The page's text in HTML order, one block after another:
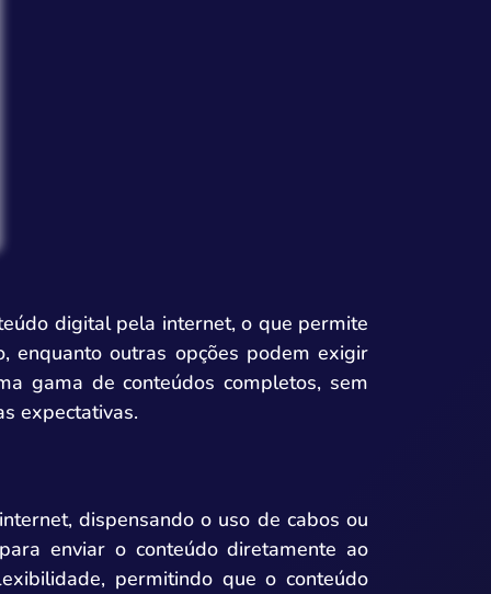
digital pela internet, o que permite
enquanto outras opções podem exigir
gama de conteúdos completos, sem
expectativas.
dispensando o uso de cabos ou
enviar o conteúdo diretamente ao
permitindo que o conteúdo